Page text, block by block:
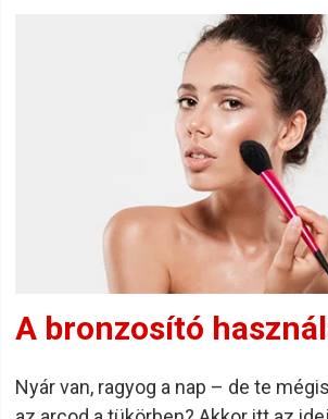
A bronzosító
Nyár van, ragyog a nap – de te